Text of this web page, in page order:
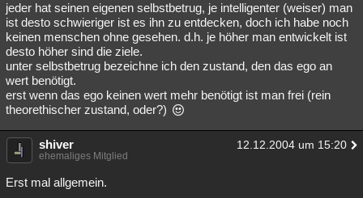
jeder hat seinen eigenen selbstbetrug, je intelligenter (weiser) man
ist desto schwieriger ist es ihn zu entdecken, doch ich habe noch
keinen menschen ohne gesehen. d.h. je höher man entwickelt ist
desto höher sind die ziele.
unter selbstbetrug bezeichne ich den zustand, den das ego an
wert benötigt.
erst wenn das ego keinen wert mehr benötigt ist man frei (rein
theorethischer zustand, oder?)
shiver 12.12.2004 um 15:20
ehemaliges Mitglied
Erst mal allgemein.